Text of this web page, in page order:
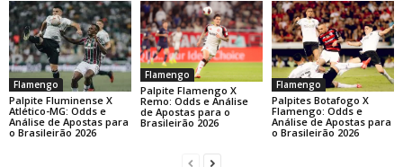
Flamengo
Palpite Fluminense X
Atlético-MG: Odds e
Análise de Apostas para
o Brasileirão 2026
Flamengo
Palpite Flamengo X
Remo: Odds e Análise
de Apostas para o
Brasileirão 2026
Flamengo
Palpites Botafogo X
Flamengo: Odds e
Análise de Apostas para
o Brasileirão 2026